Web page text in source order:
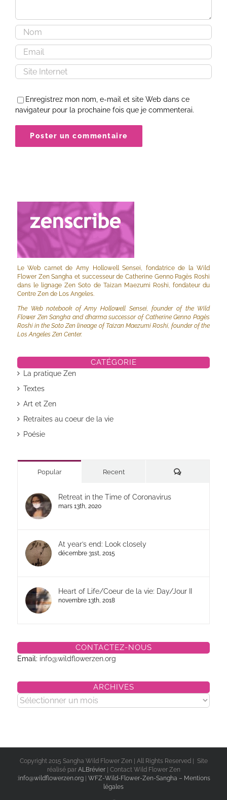
Enregistrez mon nom, e-mail et site Web dans ce
navigateur pour la prochaine fois que je commenterai.
Le Web carnet de Amy Hollowell Sensei, fondatrice de la Wild
Flower Zen Sangha et successeur de Catherine Genno Pagès Roshi
dans le lignage Zen Soto de Taizan Maezumi Roshi, fondateur du
Centre Zen de Los Angeles.
The Web notebook of Amy Hollowell Sensei, founder of the Wild
Flower Zen Sangha and dharma successor of Catherine Genno Pagès
Roshi in the Soto Zen lineage of Taizan Maezumi Roshi, founder of the
Los Angeles Zen Center.
CATÉGORIE
La pratique Zen
Textes
Art et Zen
Retraites au coeur de la vie
Poésie
Popular Recent Commentaires
Retreat in the Time of Coronavirus
mars 13th, 2020
At year’s end: Look closely
décembre 31st, 2015
Heart of Life/Coeur de la vie: Day/Jour II
novembre 13th, 2018
CONTACTEZ-NOUS
Email: info@wildflowerzen.org
ARCHIVES
Archives
Copyright 2015 Sangha Wild Flower Zen | All Rights Reserved | Site
réalisé par ALBrévier
| Contact Wild Flower Zen
:info@wildflowerzen.org| WFZ-Wild-Flower-Zen-Sangha – Mentions
légales